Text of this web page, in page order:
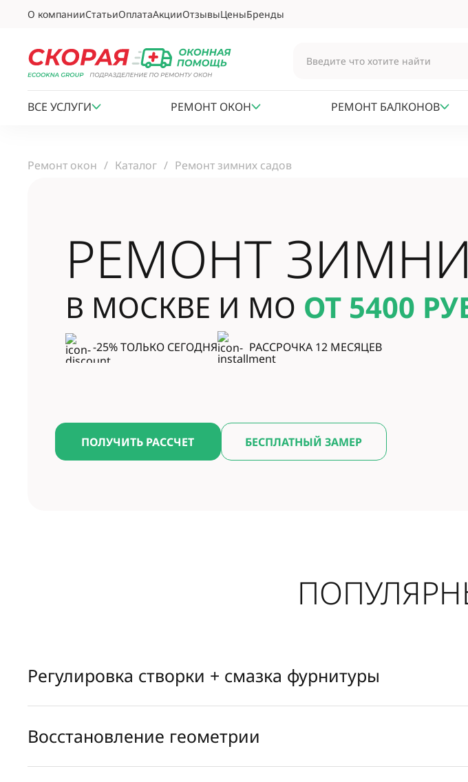
О компанииСтатьиОплатаАкцииОтзывыЦеныБренды
ВСЕ УСЛУГИ РЕМОНТ ОКОН РЕМОНТ БАЛКОНОВ
Ремонт окон Каталог Ремонт зимних садов
РЕМОНТ
В МОСКВЕ И МО ОТ 5400
-25% ТОЛЬКО СЕГОДНЯ РАССРОЧКА 12 МЕСЯЦЕВ
ПОЛУЧИТЬ РАССЧЕТ БЕСПЛАТНЫЙ ЗАМЕР
Регулировка створки + смазка фурнитуры
Восстановление геометрии